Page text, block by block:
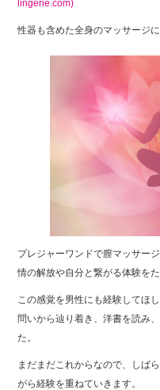
o
o
lingerie.com)
性器も含めた全身のマッサージに
プレジャーワンドで膣マッサー
情の解放や自分と繋がる体験を
この感覚を男性にも経験してほ
問いから辿り着き、洋書を読み
た。
まだまだこれからなので、しば
がら経験を重ねていきます。